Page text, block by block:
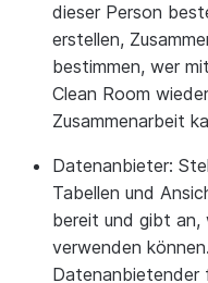
dieser Person
erstellen,
bestimmen, wer
Clean Room
Zusammenarbeit
Datenanbieter:
Tabellen und
bereit und gibt an,
verwenden
Datenanbietender